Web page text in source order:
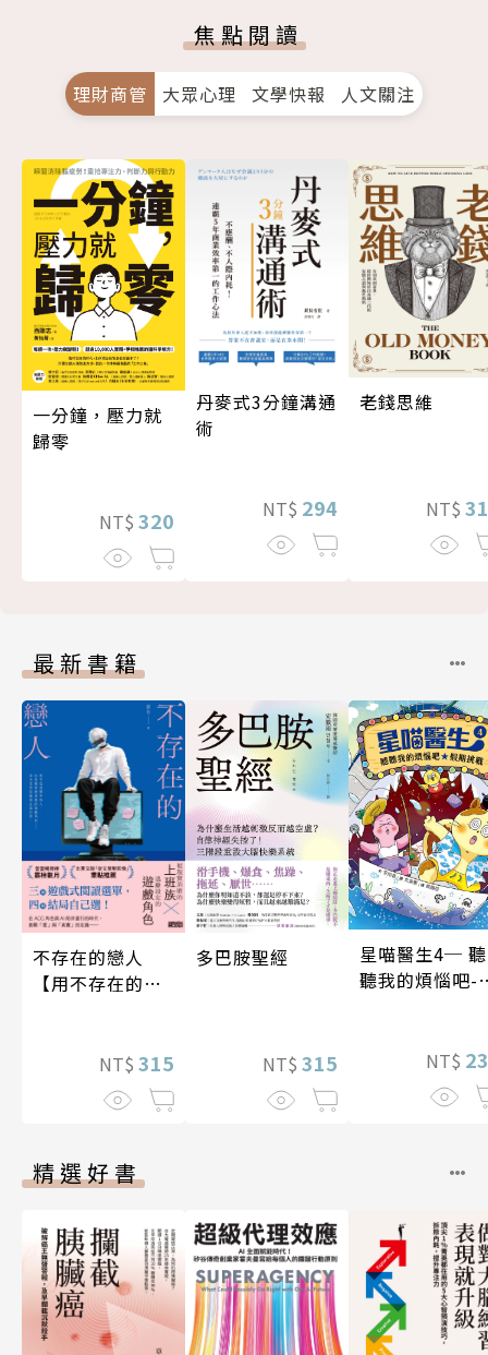
焦點閱讀
理財商管 大眾心理 文學快報 人文關注
一分鐘，壓力就
歸零
NT$ 320
丹麥式3分鐘溝通
術
NT$ 294
老錢思維
NT$
最新書籍
不存在的戀人
【用不存在的
NT$ 315
多巴胺聖經
NT$ 315
星喵醫生4─ 聽
聽我的煩惱吧-
NT$
精選好書